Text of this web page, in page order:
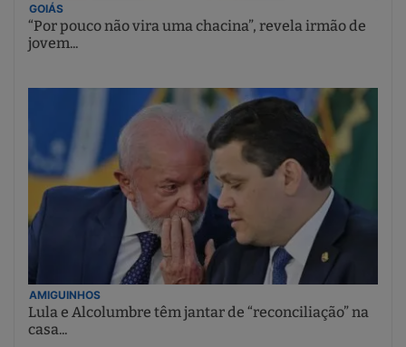
GOIÁS
“Por pouco não vira uma chacina”, revela irmão de
jovem...
AMIGUINHOS
Lula e Alcolumbre têm jantar de “reconciliação” na
casa...